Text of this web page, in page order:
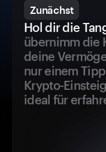
Zunächst
Hol dir die
übernimm die
deine
nur einem
Krypto-
ideal für